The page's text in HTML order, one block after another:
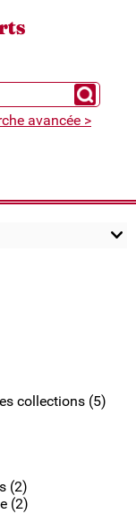
Chercher
avancée >
collections (5)
(2)
(2)